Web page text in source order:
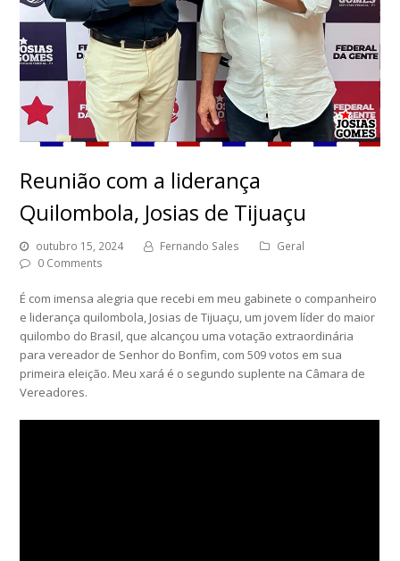
Reunião com a liderança
Quilombola, Josias de Tijuaçu
outubro 15, 2024 Fernando Sales
Geral
0 Comments
É com imensa alegria que recebi em meu gabinete o companheiro
e liderança quilombola, Josias de Tijuaçu, um jovem líder do maior
quilombo do Brasil, que alcançou uma votação extraordinária
para vereador de Senhor do Bonfim, com 509 votos em sua
primeira eleição. Meu xará é o segundo suplente na Câmara de
Vereadores.